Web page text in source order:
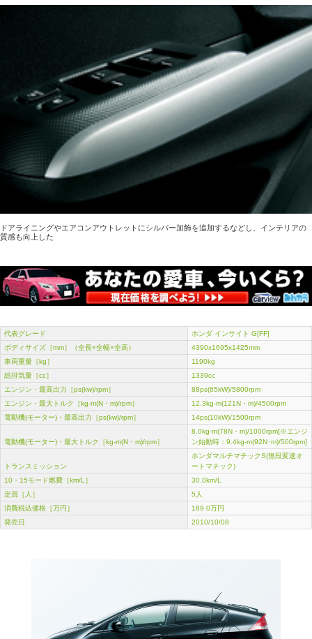
ドアライニングやエアコンアウトレットにシルバー加飾を追加するなどし、インテリアの
質感も向上した
代表グレード
ホンダ インサイト G[FF]
ボディサイズ［mm］（全長×全幅×全高）
4390x1695x1425mm
車両重量［kg］
1190kg
総排気量［cc］
1339cc
エンジン・最高出力［ps(kw)/rpm］
88ps(65kW)/5800rpm
エンジン・最大トルク［kg-m(N・m)/rpm］
12.3kg-m(121N・m)/4500rpm
電動機(モーター)・最高出力［ps(kw)/rpm］
14ps(10kW)/1500rpm
電動機(モーター)・最大トルク［kg-m(N・m)/rpm］
8.0kg-m(78N・m)/1000rpm[※エンジ
ン始動時：9.4kg-m(92N･m)/500rpm]
トランスミッション
ホンダマルチマチックS(無段変速オ
ートマチック)
10・15モード燃費［km/L］
30.0km/L
定員［人］
5人
消費税込価格［万円］
189.0万円
発売日
2010/10/08